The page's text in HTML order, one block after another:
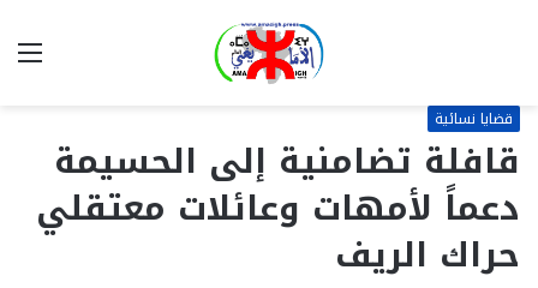
قضايا نسائية
قافلة تضامنية إلى الحسيمة
دعماً لأمهات وعائلات معتقلي
حراك الريف